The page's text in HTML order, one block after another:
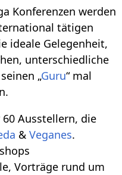
Konferenzen werden
tätigen
ideale Gelegenheit,
unterschiedliche
„Guru“ mal
Ausstellern, die
& Veganes.
Vorträge rund um